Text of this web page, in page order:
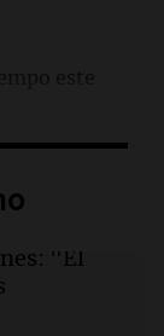
este
tiempo este
al Estado
"El